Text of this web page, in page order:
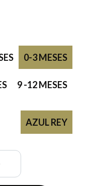
0-3 MESES
9 -12 MESES
AZUL REY